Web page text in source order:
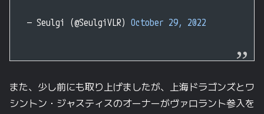
— Seulgi (@SeulgiVLR) October 29, 2022
また、少し前にも取り上げましたが、上海ドラゴンズとワ
シントン・ジャスティスのオーナーがヴァロラント参入を